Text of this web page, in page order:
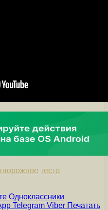
тесто
Одноклассники
Telegram Viber Печатать